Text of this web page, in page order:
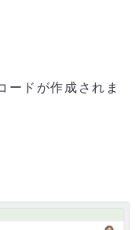
ードが作成されま